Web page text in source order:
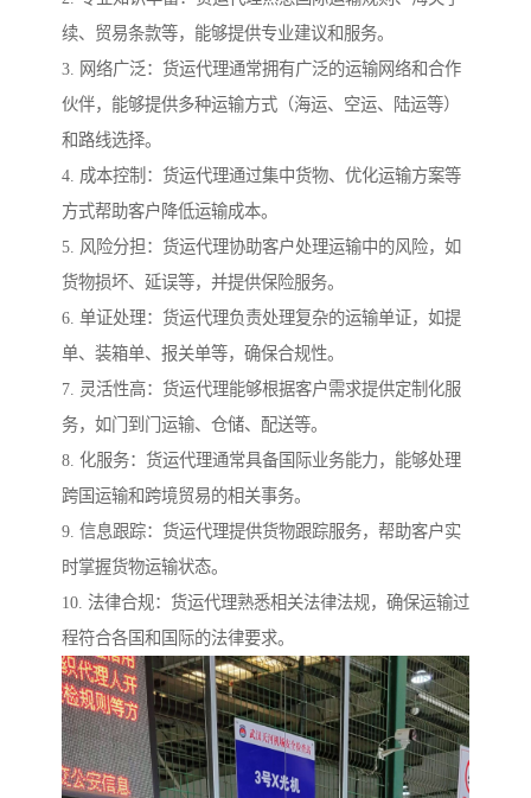
续、贸易条款等，能够提供专业建议和服务。
3. 网络广泛：货运代理通常拥有广泛的运输网络和合作
伙伴，能够提供多种运输方式（海运、空运、陆运等）
和路线选择。
4. 成本控制：货运代理通过集中货物、优化运输方案等
方式帮助客户降低运输成本。
5. 风险分担：货运代理协助客户处理运输中的风险，如
货物损坏、延误等，并提供保险服务。
6. 单证处理：货运代理负责处理复杂的运输单证，如提
单、装箱单、报关单等，确保合规性。
7. 灵活性高：货运代理能够根据客户需求提供定制化服
务，如门到门运输、仓储、配送等。
8. 化服务：货运代理通常具备国际业务能力，能够处理
跨国运输和跨境贸易的相关事务。
9. 信息跟踪：货运代理提供货物跟踪服务，帮助客户实
时掌握货物运输状态。
10. 法律合规：货运代理熟悉相关法律法规，确保运输过
程符合各国和国际的法律要求。